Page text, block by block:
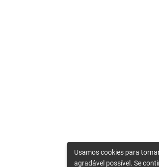
Usamos cookies para
agradável possível. Se